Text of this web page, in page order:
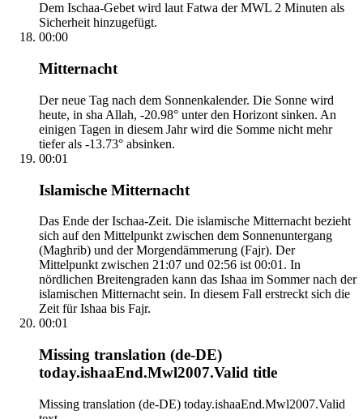
Dem Ischaa-Gebet wird laut Fatwa der MWL 2 Minuten als
Sicherheit hinzugefügt.
00:00
Mitternacht
Der neue Tag nach dem Sonnenkalender. Die Sonne wird
heute, in sha Allah, -20.98° unter den Horizont sinken. An
einigen Tagen in diesem Jahr wird die Somme nicht mehr
tiefer als -13.73° absinken.
00:01
Islamische Mitternacht
Das Ende der Ischaa-Zeit. Die islamische Mitternacht bezieht
sich auf den Mittelpunkt zwischen dem Sonnenuntergang
(Maghrib) und der Morgendämmerung (Fajr). Der
Mittelpunkt zwischen 21:07 und 02:56 ist 00:01. In
nördlichen Breitengraden kann das Ishaa im Sommer nach der
islamischen Mitternacht sein. In diesem Fall erstreckt sich die
Zeit für Ishaa bis Fajr.
00:01
Missing translation (de-DE)
today.ishaaEnd.Mwl2007.Valid title
Missing translation (de-DE) today.ishaaEnd.Mwl2007.Valid